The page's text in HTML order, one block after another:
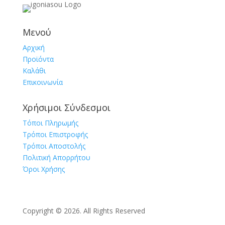
Μενού
Αρχική
Προϊόντα
Καλάθι
Επικοινωνία
Χρήσιμοι Σύνδεσμοι
Τόποι Πληρωμής
Τρόποι Επιστροφής
Τρόποι Αποστολής
Πολιτική Απορρήτου
Όροι Χρήσης
Copyright © 2026. All Rights Reserved